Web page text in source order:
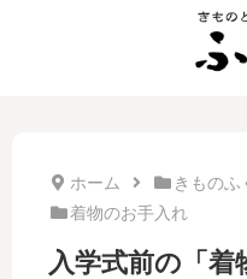
ホーム
きものふ
着物のお手入れ
入学式前の「着